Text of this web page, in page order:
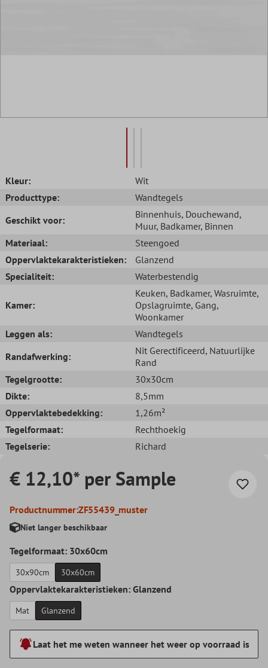
Kleur:
Wit
Producttype:
Wandtegels
Geschikt voor:
Binnenhuis, Douchewand,
Muur, Badkamer, Binnen
Materiaal:
Steengoed
Oppervlaktekarakteristieken:
Glanzend
Specialiteit:
Waterbestendig
Kamer:
Keuken, Badkamer, Wasruimte,
Opslagruimte, Gang,
Woonkamer
Leggen als:
Wandtegels
Randafwerking:
Nit Gerectificeerd, Natuurlijke
Rand
Tegelgrootte:
30x30cm
Dikte:
8,5mm
Oppervlaktebedekking:
1,26m²
Tegelformaat:
Rechthoekig
Tegelserie:
Richard
€ 12,10* per Sample
Productnummer:ZF55439_muster
Niet langer beschikbaar
Tegelformaat: 30x60cm
30x90cm 30x60cm
Oppervlaktekarakteristieken: Glanzend
Mat Glanzend
Laat het me weten wanneer het weer op voorraad is